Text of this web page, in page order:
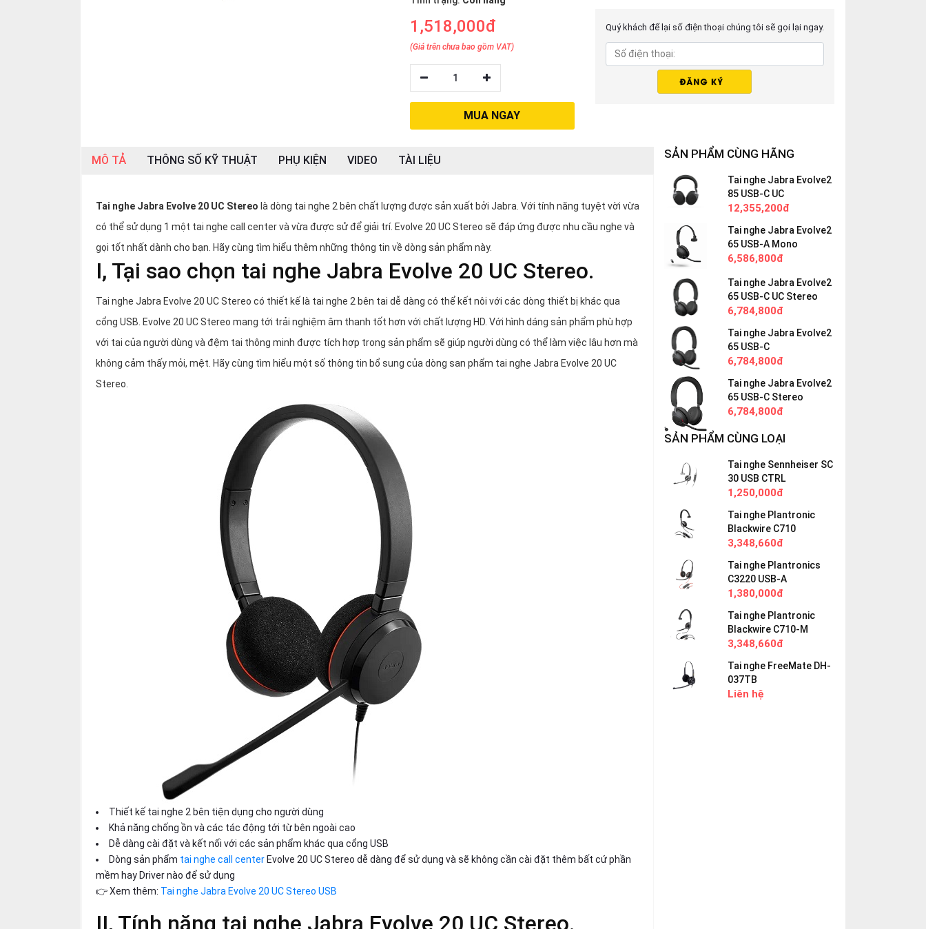
1,518,000đ
(Giá trên chưa bao gồm VAT)
1
MUA NGAY
Quý khách để lại số điện thoại chúng tôi sẽ gọi lại ngay.
MÔ TẢ THÔNG SỐ KỸ THUẬT PHỤ KIỆN VIDEO TÀI LIỆU
Tai nghe Jabra Evolve 20 UC Stereo là dòng tai nghe 2 bên chất lượng được sản xuất bởi Jabra. Với tính năng tuyệt vời vừa
có thể sử dụng 1 một tai nghe call center và vừa được sử để giải trí. Evolve 20 UC Stereo sẽ đáp ứng được nhu cầu nghe và
gọi tốt nhất dành cho bạn. Hãy cùng tìm hiểu thêm những thông tin về dòng sản phẩm này.
I, Tại sao chọn tai nghe Jabra Evolve 20 UC Stereo.
Tai nghe Jabra Evolve 20 UC Stereo có thiết kế là tai nghe 2 bên tai dễ dàng có thể kết nôi với các dòng thiết bị khác qua
cổng USB. Evolve 20 UC Stereo mang tới trải nghiệm âm thanh tốt hơn với chất lượng HD. Với hình dáng sản phẩm phù hợp
với tai của người dùng và đệm tai thông minh được tích hợp trong sản phẩm sẽ giúp người dùng có thể làm việc lâu hơn mà
không cảm thấy mỏi, mệt. Hãy cùng tìm hiểu một số thông tin bổ sung của dòng san phẩm tai nghe Jabra Evolve 20 UC
Stereo.
Thiết kế tai nghe 2 bên tiện dụng cho người dùng
Khả năng chống ồn và các tác động tới từ bên ngoài cao
Dễ dàng cài đặt và kết nối với các sản phẩm khác qua cổng USB
Dòng sản phẩm tai nghe call center Evolve 20 UC Stereo dễ dàng để sử dụng và sẽ không cần cài đặt thêm bất cứ phần
mềm hay Driver nào để sử dụng
👉 Xem thêm: Tai nghe Jabra Evolve 20 UC Stereo USB
II, Tính năng tai nghe Jabra Evolve 20 UC Stereo.
SẢN PHẨM CÙNG HÃNG
Tai nghe Jabra Evolve2
85 USB-C UC
12,355,200đ
Tai nghe Jabra Evolve2
65 USB-A Mono
6,586,800đ
Tai nghe Jabra Evolve2
65 USB-C UC Stereo
6,784,800đ
Tai nghe Jabra Evolve2
65 USB-C
6,784,800đ
Tai nghe Jabra Evolve2
65 USB-C Stereo
6,784,800đ
SẢN PHẨM CÙNG LOẠI
Tai nghe Sennheiser SC
30 USB CTRL
1,250,000đ
Tai nghe Plantronic
Blackwire C710
3,348,660đ
Tai nghe Plantronics
C3220 USB-A
1,380,000đ
Tai nghe Plantronic
Blackwire C710-M
3,348,660đ
Tai nghe FreeMate DH-
037TB
Liên hệ